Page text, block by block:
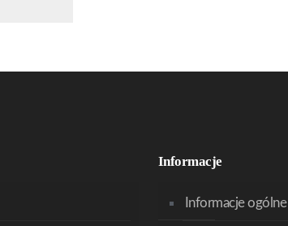
Informacje
Informacje ogólne